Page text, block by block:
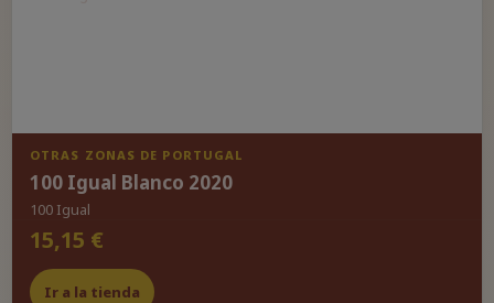
OTRAS ZONAS DE PORTUGAL
100 Igual Blanco 2020
100 Igual
15,15 €
Ir a la tienda